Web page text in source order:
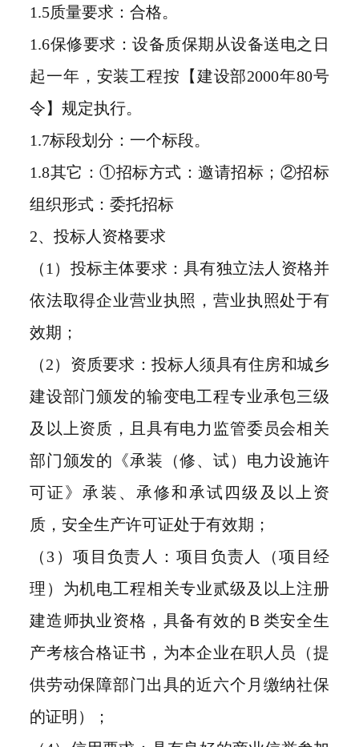
1.5质量要求：合格。
1.6保修要求：设备质保期从设备送电之日
起一年，安装工程按【建设部2000年80号
令】规定执行。
1.7标段划分：一个标段。
1.8其它：①招标方式：邀请招标；②招标
组织形式：委托招标
2、投标人资格要求
（1）投标主体要求：具有独立法人资格并
依法取得企业营业执照，营业执照处于有
效期；
（2）资质要求：投标人须具有住房和城乡
建设部门颁发的输变电工程专业承包三级
及以上资质，且具有电力监管委员会相关
部门颁发的《承装（修、试）电力设施许
可证》承装、承修和承试四级及以上资
质，安全生产许可证处于有效期；
（3）项目负责人：项目负责人（项目经
理）为机电工程相关专业贰级及以上注册
建造师执业资格，具备有效的Ｂ类安全生
产考核合格证书，为本企业在职人员（提
供劳动保障部门出具的近六个月缴纳社保
的证明）；